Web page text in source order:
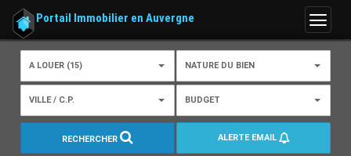
Menu
Portail Immobilier en Auvergne
A LOUER (15) NATURE DU BIEN
VILLE / C.P. BUDGET
RECHERCHER ALERTE EMAIL